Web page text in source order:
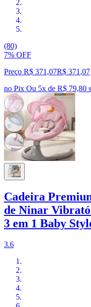
(80)
7% OFF
Preço R$ 371,07R$ 371 ,07
no Pix Ou 5x de R$ 79,80
Cadeira
de Ninar
3 em 1 Baby
3.6